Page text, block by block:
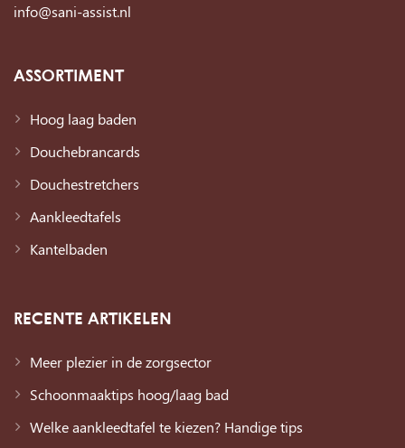
info@sani-assist.nl
ASSORTIMENT
Hoog laag baden
Douchebrancards
Douchestretchers
Aankleedtafels
Kantelbaden
RECENTE ARTIKELEN
Meer plezier in de zorgsector
Schoonmaaktips hoog/laag bad
Welke aankleedtafel te kiezen? Handige tips